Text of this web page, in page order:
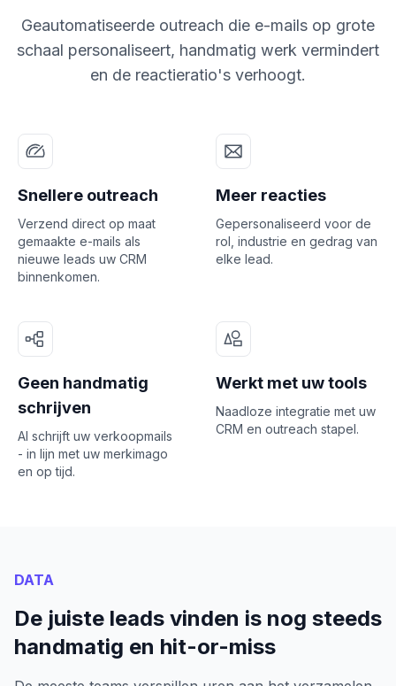
Geautomatiseerde outreach die e-mails op grote
schaal personaliseert, handmatig werk vermindert
en de reactieratio's verhoogt.
Snellere outreach
Verzend direct op maat
gemaakte e-mails als
nieuwe leads uw CRM
binnenkomen.
Meer reacties
Gepersonaliseerd voor de
rol, industrie en gedrag van
elke lead.
Geen handmatig
schrijven
AI schrijft uw verkoopmails
- in lijn met uw merkimago
en op tijd.
Werkt met uw tools
Naadloze integratie met uw
CRM en outreach stapel.
DATA
De juiste leads vinden is nog steeds
handmatig en hit-or-miss